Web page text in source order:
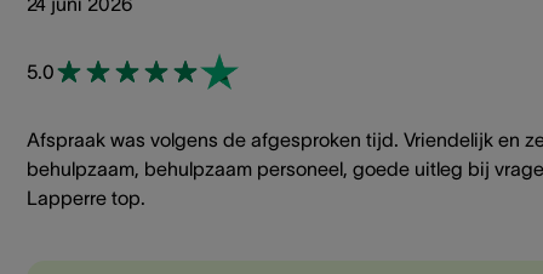
5.0
Afspraak was volgens de afgesproken tijd. Vriendelijk en
behulpzaam, behulpzaam personeel, goede uitleg bij
Lapperre top.